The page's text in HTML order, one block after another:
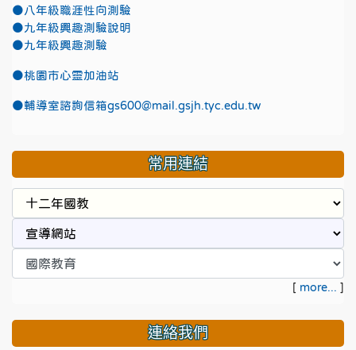
●八年級職涯性向測驗
●九年級興趣測驗說明
●九年級興趣測驗
●桃園市心靈加油站
●輔導室諮詢信箱gs600@mail.gsjh.tyc.edu.tw
常用連結
[ more... ]
連絡我們